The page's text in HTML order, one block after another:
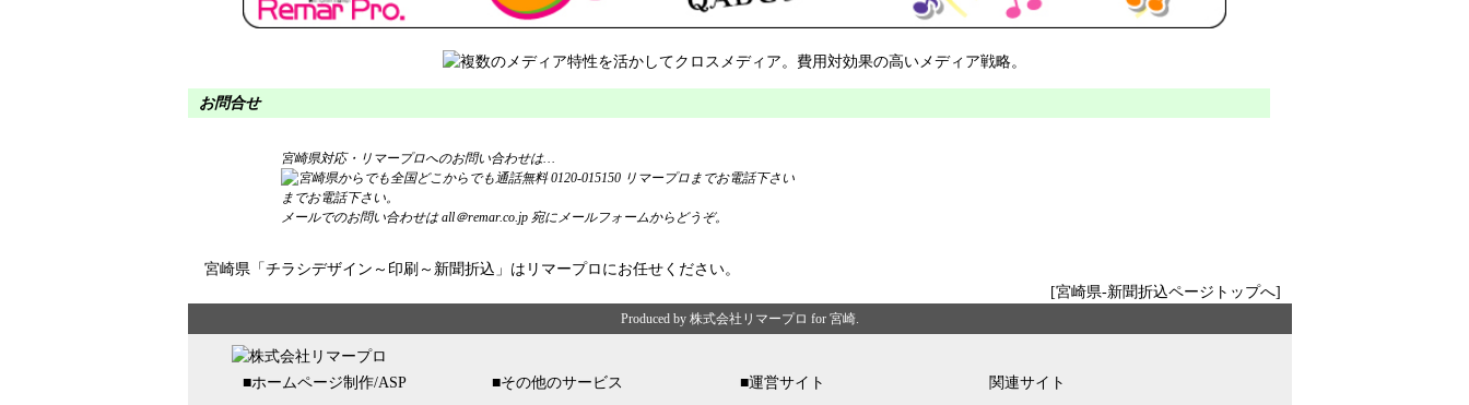
お問合せ
宮崎県対応・リマープロへのお問い合わせは…
までお電話下さい。
メールでのお問い合わせはall＠remar.co.jp 宛にメールフォームからどうぞ。
宮崎県 「 チラシデザイン ～ 印刷 ～ 新聞折込 」はリマープロにお任せください。
[宮崎県-新聞折込ページトップへ]
Produced by 株式会社リマープロ for 宮崎.
■ホームページ制作/ASP ■その他のサービス ■運営サイト 関連サイト